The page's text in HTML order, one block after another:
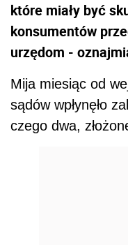
które miały być
konsumentów
urzędom -
Mija miesiąc od
sądów wpłynęło
czego dwa,